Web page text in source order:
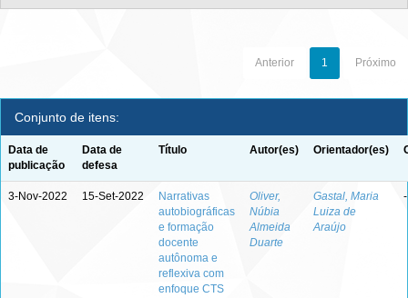
Anterior 1 Próximo
Conjunto de itens:
Data de
publicação
Data de
defesa
Título Autor(es) Orientador(es)
3-Nov-2022 15-Set-2022
Narrativas
autobiográficas
e formação
docente
autônoma e
reflexiva com
enfoque CTS
Oliver,
Núbia
Almeida
Duarte
Gastal, Maria
Luiza de
Araújo
-